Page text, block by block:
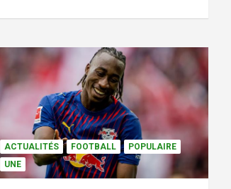
ACTUALITÉS FOOTBALL
POPULAIRE
UNE